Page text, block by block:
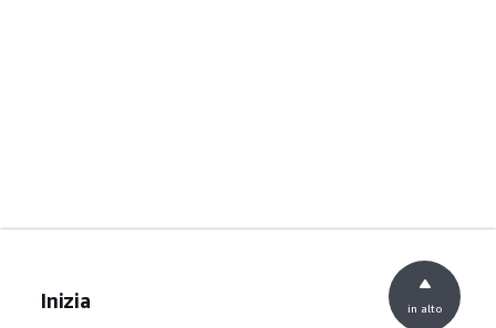
Inizia in alto